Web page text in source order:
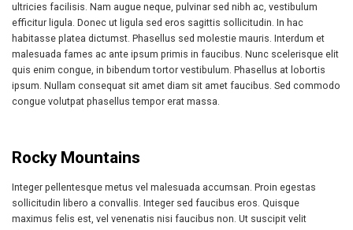
ultricies facilisis. Nam augue neque, pulvinar sed nibh ac, vestibulum
efficitur ligula. Donec ut ligula sed eros sagittis sollicitudin. In hac
habitasse platea dictumst. Phasellus sed molestie mauris. Interdum et
malesuada fames ac ante ipsum primis in faucibus. Nunc scelerisque elit
quis enim congue, in bibendum tortor vestibulum. Phasellus at lobortis
ipsum. Nullam consequat sit amet diam sit amet faucibus. Sed commodo
congue volutpat phasellus tempor erat massa.
Rocky Mountains
Integer pellentesque metus vel malesuada accumsan. Proin egestas
sollicitudin libero a convallis. Integer sed faucibus eros. Quisque
maximus felis est, vel venenatis nisi faucibus non. Ut suscipit velit